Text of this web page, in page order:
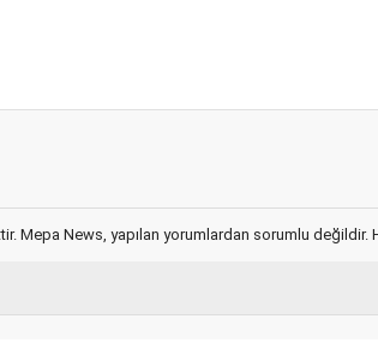
Mepa News, yapılan yorumlardan sorumlu değildir.